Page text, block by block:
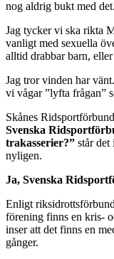
nog aldrig bukt med det.
Jag tycker vi ska rikta
vanligt med sexuella
alltid drabbar barn,
Jag tror vinden har
vi vågar ”lyfta frågan”
Skånes
Svenska
trakasserier?” står
nyligen.
Ja, Svenska
Enligt
förening finns en kris-
inser att det finns en
gånger.